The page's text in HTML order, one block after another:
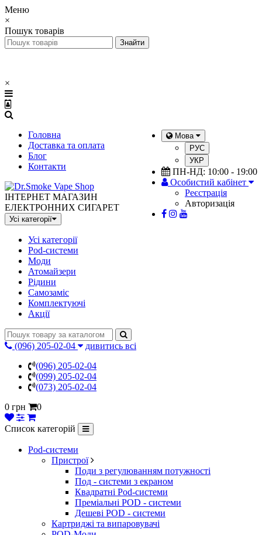
Меню
×
Пошук товарів
×
Головна
Доставка та оплата
Блог
Контакти
Мова
РУС
УКР
ПН-НД: 10:00 - 19:00
Особистий кабінет
Реєстрація
Авторизація
ІНТЕРНЕТ МАГАЗИН
ЕЛЕКТРОННИХ СИГАРЕТ
Усі категорії
Усі категорії
Pod-системи
Моди
Атомайзери
Рідини
Самозаміс
Комплектуючі
Акції
(096) 205-02-04
дивитись всі
(096) 205-02-04
(099) 205-02-04
(073) 205-02-04
0 грн
0
Список категорій
Pod-системи
Пристрої
Поди з регулюванням потужності
Под - системи з екраном
Квадратні Pod-системи
Преміальні POD - системи
Дешеві POD - системи
Картриджі та випаровувачі